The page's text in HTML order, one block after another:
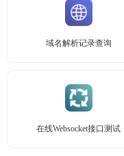
域名解析记录查询
在线Websocket接口测试